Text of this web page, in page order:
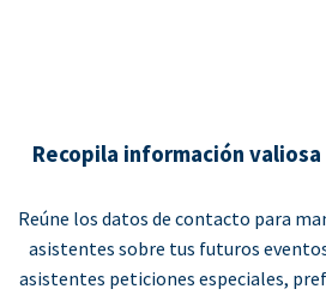
Recopila información
Reúne los datos de contacto para
asistentes sobre tus futuros
asistentes peticiones especiales,